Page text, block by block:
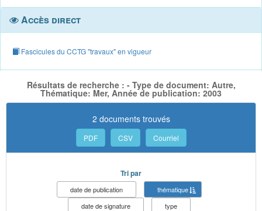
Accès direct
Fascicules du CCTG "travaux" en vigueur
Résultats de recherche : - Type de document: Autre,
Thématique: Mer, Année de publication: 2003
2 documents trouvés
PDF CSV Courriel
Tri par
date de publication
thématique
date de signature
type